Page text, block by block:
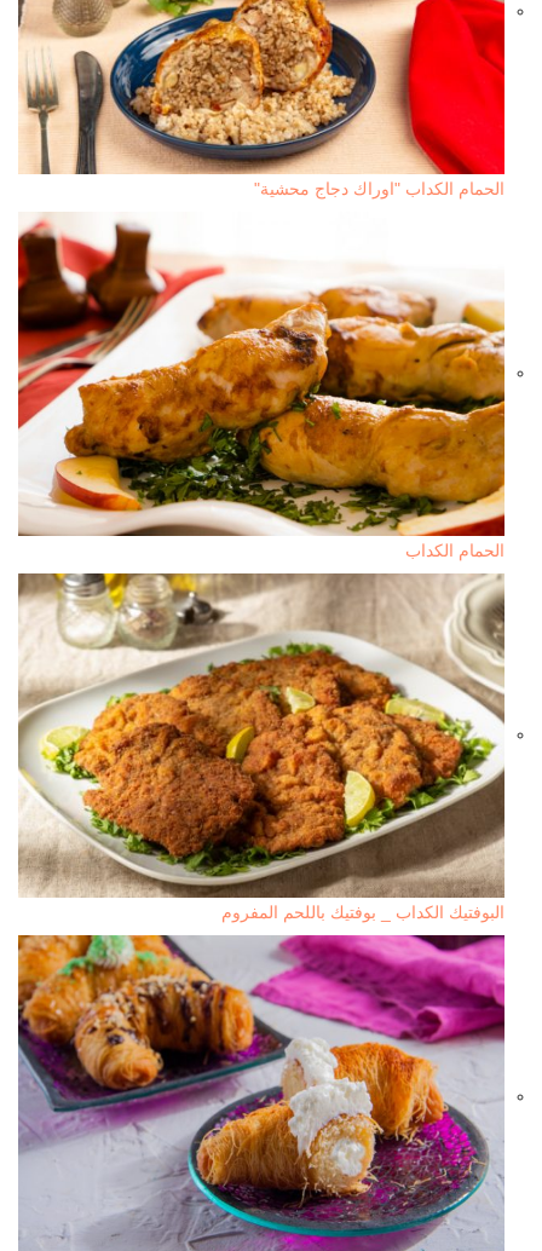
الحمام الكداب "اوراك دجاج محشية"
الحمام الكداب
البوفتيك الكداب _ بوفتيك باللحم المفروم